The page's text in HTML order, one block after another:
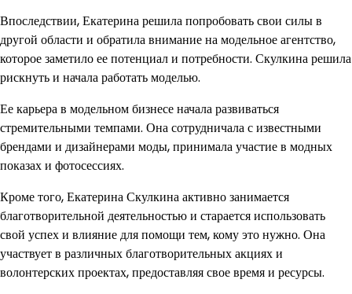
Впоследствии, Екатерина решила попробовать свои силы в
другой области и обратила внимание на модельное агентство,
которое заметило ее потенциал и потребности. Скулкина решила
рискнуть и начала работать моделью.
Ее карьера в модельном бизнесе начала развиваться
стремительными темпами. Она сотрудничала с известными
брендами и дизайнерами моды, принимала участие в модных
показах и фотосессиях.
Кроме того, Екатерина Скулкина активно занимается
благотворительной деятельностью и старается использовать
свой успех и влияние для помощи тем, кому это нужно. Она
участвует в различных благотворительных акциях и
волонтерских проектах, предоставляя свое время и ресурсы.